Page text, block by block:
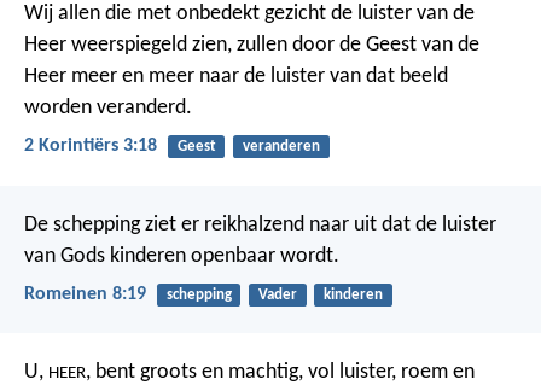
Wij allen die met onbedekt gezicht de luister van de
Heer weerspiegeld zien, zullen door de Geest van de
Heer meer en meer naar de luister van dat beeld
worden veranderd.
2 Korintiërs 3:18 Geest veranderen
De schepping ziet er reikhalzend naar uit dat de luister
van Gods kinderen openbaar wordt.
Romeinen 8:19 schepping Vader kinderen
U, HEER, bent groots en machtig, vol luister, roem en